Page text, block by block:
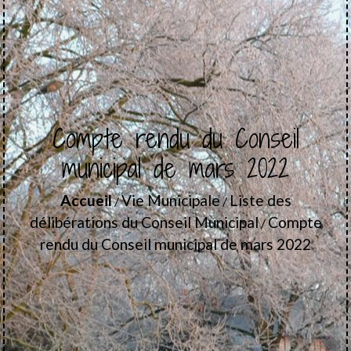
Compte rendu du Conseil
municipal de mars 2022
Accueil/Vie Municipale/Liste des
délibérations du Conseil Municipal/Compte
rendu du Conseil municipal de mars 2022